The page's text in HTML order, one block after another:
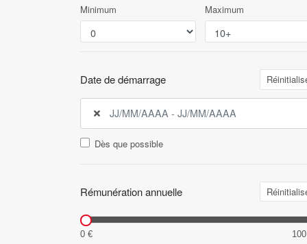
Minimum Maximum
Date de démarrage
Dès que possible
Rémunération annuelle
0 €